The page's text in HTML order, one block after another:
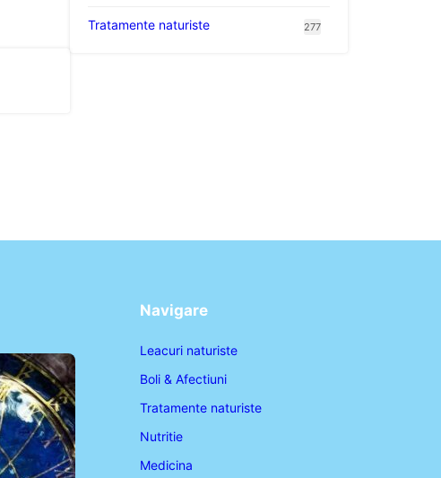
Tratamente naturiste 277
Navigare
Leacuri naturiste
Boli & Afectiuni
Tratamente naturiste
Nutritie
Medicina